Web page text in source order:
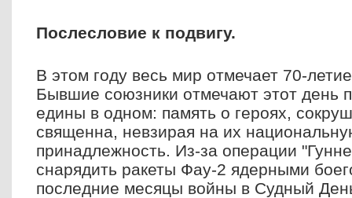
Послесловие к подвигу.
В этом году весь мир отмечает 70-
Бывшие союзники отмечают этот день
едины в одном: память о героях,
священна, невзирая на их
принадлежность. Из-за операции
снарядить ракеты Фау-2 ядерными
последние месяцы войны в Судный